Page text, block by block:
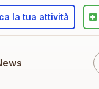
la tua attività